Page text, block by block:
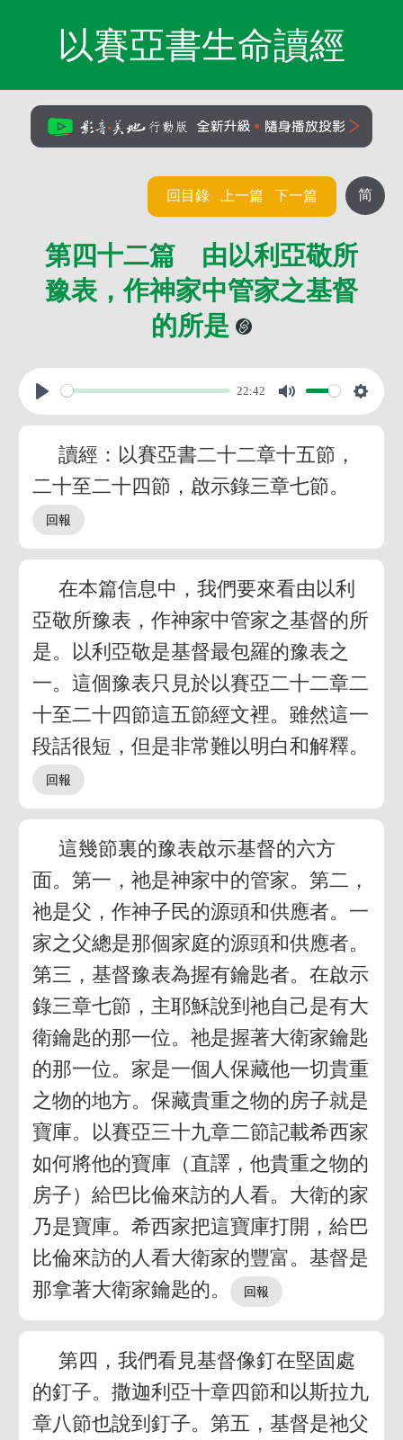
以賽亞書生命讀經
简
回目錄 上一篇 下一篇
第四十二篇 由以利亞敬所
豫表，作神家中管家之基督
的所是
22:42
讀經：以賽亞書二十二章十五節，
二十至二十四節，啟示錄三章七節。
在本篇信息中，我們要來看由以利
亞敬所豫表，作神家中管家之基督的所
是。以利亞敬是基督最包羅的豫表之
一。這個豫表只見於以賽亞二十二章二
十至二十四節這五節經文裡。雖然這一
段話很短，但是非常難以明白和解釋。
這幾節裏的豫表啟示基督的六方
面。第一，祂是神家中的管家。第二，
祂是父，作神子民的源頭和供應者。一
家之父總是那個家庭的源頭和供應者。
第三，基督豫表為握有鑰匙者。在啟示
錄三章七節，主耶穌說到祂自己是有大
衛鑰匙的那一位。祂是握著大衛家鑰匙
的那一位。家是一個人保藏他一切貴重
之物的地方。保藏貴重之物的房子就是
寶庫。以賽亞三十九章二節記載希西家
如何將他的寶庫（直譯，他貴重之物的
房子）給巴比倫來訪的人看。大衛的家
乃是寶庫。希西家把這寶庫打開，給巴
比倫來訪的人看大衛家的豐富。基督是
那拿著大衛家鑰匙的。
第四，我們看見基督像釘在堅固處
的釘子。撒迦利亞十章四節和以斯拉九
章八節也說到釘子。第五，基督是祂父